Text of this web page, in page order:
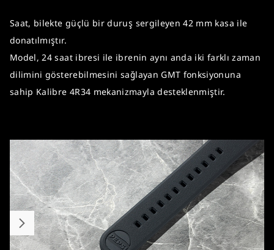
Saat, bilekte güçlü bir duruş sergileyen 42 mm kasa ile
donatılmıştır.
Model, 24 saat ibresi ile ibrenin aynı anda iki farklı zaman
dilimini gösterebilmesini sağlayan GMT fonksiyonuna
sahip Kalibre 4R34 mekanizmayla desteklenmiştir.